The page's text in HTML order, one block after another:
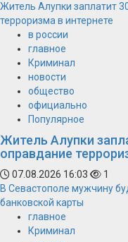
Житель Алупки заплатит
терроризма в интернете
в россии
главное
Криминал
новости
общество
официально
Популярное
Житель Алупки
оправдание
07.08.2026 16:03
1
В Севастополе мужчину
банковской карты
главное
Криминал